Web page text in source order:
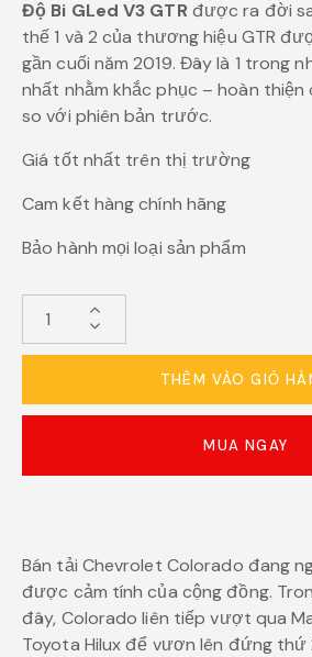
Độ Bi GLed V3 GTRđược ra đời
thế 1 và 2 của thương hiệu GTR
gần cuối năm 2019. Đây là 1 trong
nhất nhằm khắc phục – hoàn
so với phiên bản trước.
Giá tốt nhất trên thị trường
Cam kết hàng chính hãng
Bảo hành mọi loại sản phẩm
THÊM VÀO GIỎ
MUA NGAY
Bán tải Chevrolet Colorado đang
được cảm tính của cộng đồng.
đây, Colorado liên tiếp vượt qua
Toyota Hilux để vươn lên đứng